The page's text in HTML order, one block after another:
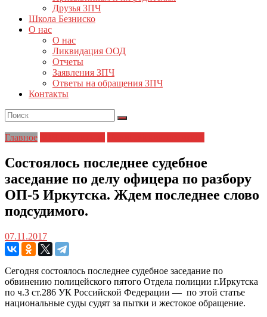
Друзья ЗПЧ
Школа Безниско
О нас
О нас
Ликвидация ООД
Отчеты
Заявления ЗПЧ
Ответы на обращения ЗПЧ
Контакты
Главное
Состоялось последнее судебное
заседание по делу офицера по разбору
ОП-5 Иркутска. Ждем последнее слово
подсудимого.
07.11.2017
Сегодня состоялось последнее судебное заседание по
обвинению полицейского пятого Отдела полиции г.Иркутска
по ч.3 ст.286 УК Российской Федерации — по этой статье
национальные суды судят за пытки и жестокое обращение.